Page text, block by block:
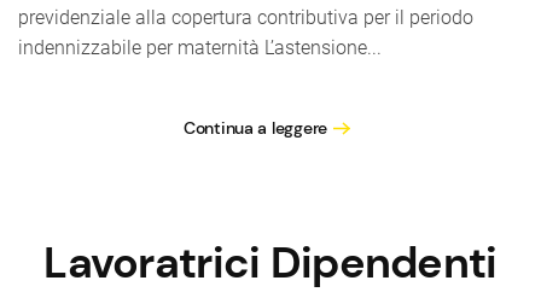
previdenziale alla copertura contributiva per il periodo
indennizzabile per maternità L’astensione...
Continua a leggere
Lavoratrici Dipendenti